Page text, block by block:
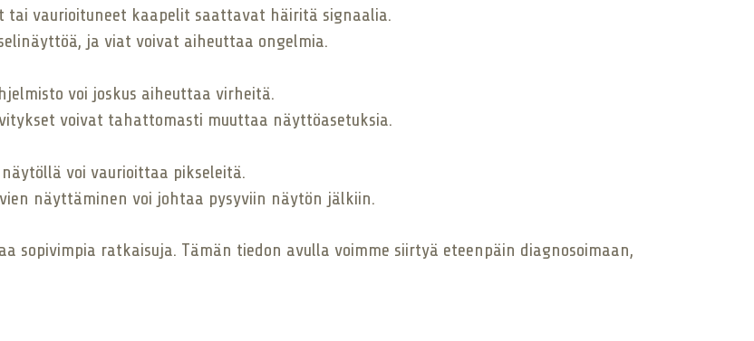
tai vaurioituneet kaapelit saattavat häiritä signaalia.
ja viat voivat aiheuttaa ongelmia.
voi joskus aiheuttaa virheitä.
voivat tahattomasti muuttaa näyttöasetuksia.
voi vaurioittaa pikseleitä.
näyttäminen voi johtaa pysyviin näytön jälkiin.
sopivimpia ratkaisuja. Tämän tiedon avulla voimme siirtyä eteenpäin diagnosoimaan,